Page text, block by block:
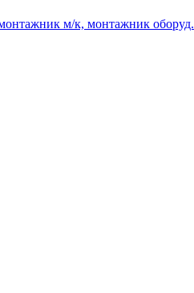
м/к, монтажник оборуд.